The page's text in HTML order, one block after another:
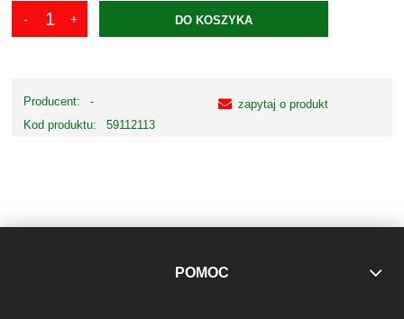
DO KOSZYKA
Producent:
-
Kod produktu:
59112113
zapytaj o produkt
POMOC